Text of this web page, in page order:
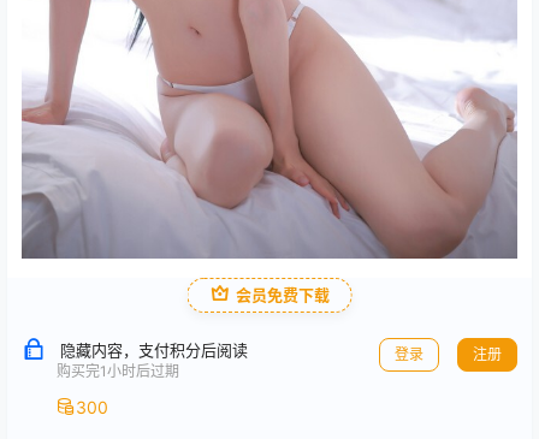
会员免费下载
隐藏内容，支付积分后阅读
购买完1小时后过期
300
登录 注册